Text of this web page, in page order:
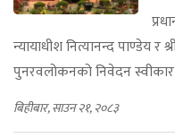
न्यायाधीश नित्यानन्द पाण्डेय
पुनरवलोकनको निवेदन
बिहीबार, साउन २१, २०८३